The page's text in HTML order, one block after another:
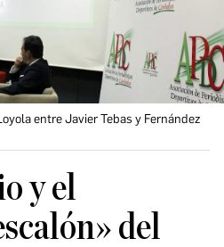
entre Javier Tebas y Fernández
y el
del